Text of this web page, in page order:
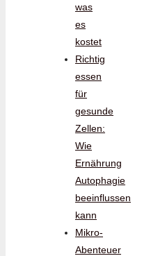
was
es
kostet
Richtig
essen
für
gesunde
Zellen:
Wie
Ernährung
Autophagie
beeinflussen
kann
Mikro-
Abenteuer